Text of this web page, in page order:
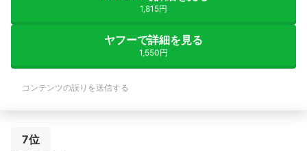
1,815円
ヤフーで詳細を見る
1,550円
コンテンツの誤りを送信する
7位